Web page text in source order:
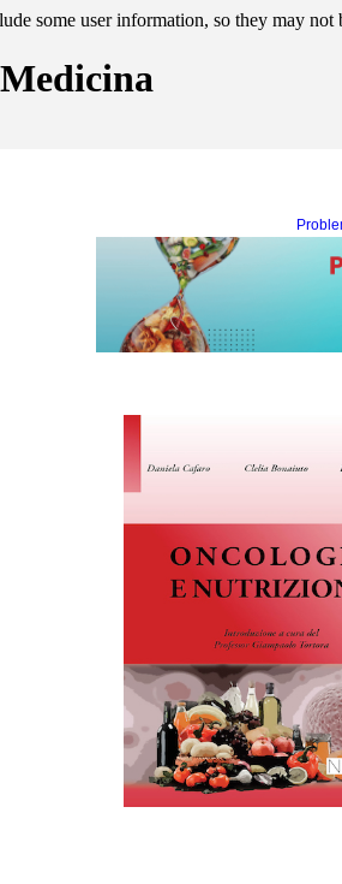
some user information, so they may not